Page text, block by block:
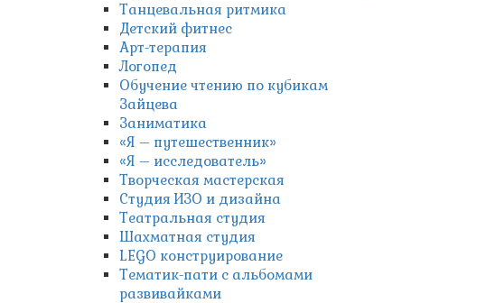
Танцевальная ритмика
Детский фитнес
Арт-терапия
Логопед
Обучение чтению по кубикам
Зайцева
Заниматика
«Я – путешественник»
«Я – исследователь»
Творческая мастерская
Студия ИЗО и дизайна
Театральная студия
Шахматная студия
LEGO конструирование
Тематик-пати с альбомами
развивайками